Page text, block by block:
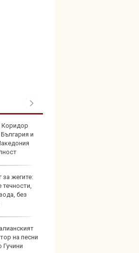
Коридор
и
за жегите:
течности,
без
на песни
Гучини